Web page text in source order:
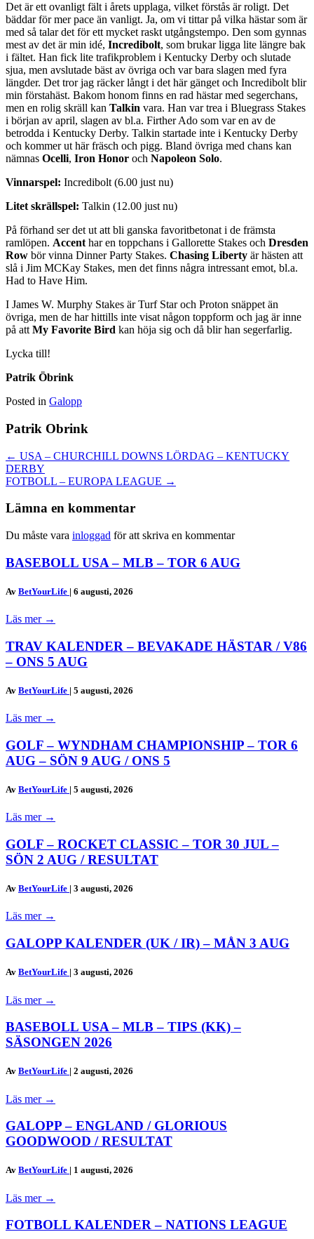
Det är ett ovanligt fält i årets upplaga, vilket förstås är roligt. Det
bäddar för mer pace än vanligt. Ja, om vi tittar på vilka hästar som är
med så talar det för ett mycket raskt utgångstempo. Den som gynnas
mest av det är min idé, Incredibolt, som brukar ligga lite längre bak
i fältet. Han fick lite trafikproblem i Kentucky Derby och slutade
sjua, men avslutade bäst av övriga och var bara slagen med fyra
längder. Det tror jag räcker långt i det här gänget och Incredibolt blir
min förstahäst. Bakom honom finns en rad hästar med segerchans,
men en rolig skräll kan Talkin vara. Han var trea i Bluegrass Stakes
i början av april, slagen av bl.a. Firther Ado som var en av de
betrodda i Kentucky Derby. Talkin startade inte i Kentucky Derby
och kommer ut här fräsch och pigg. Bland övriga med chans kan
nämnas Ocelli, Iron Honor och Napoleon Solo.
Vinnarspel: Incredibolt (6.00 just nu)
Litet skrällspel: Talkin (12.00 just nu)
På förhand ser det ut att bli ganska favoritbetonat i de främsta
ramlöpen. Accent har en toppchans i Gallorette Stakes och Dresden
Row bör vinna Dinner Party Stakes. Chasing Liberty är hästen att
slå i Jim MCKay Stakes, men det finns några intressant emot, bl.a.
Had to Have Him.
I James W. Murphy Stakes är Turf Star och Proton snäppet än
övriga, men de har hittills inte visat någon toppform och jag är inne
på att My Favorite Bird kan höja sig och då blir han segerfarlig.
Lycka till!
Patrik Öbrink
Posted in Galopp
Patrik Obrink
Posts
navigation
← USA – CHURCHILL DOWNS LÖRDAG – KENTUCKY
DERBY
FOTBOLL – EUROPA LEAGUE →
Lämna en kommentar
Du måste vara inloggad för att skriva en kommentar
BASEBOLL USA – MLB – TOR 6 AUG
Av BetYourLife | 6 augusti, 2026
Läs mer →
TRAV KALENDER – BEVAKADE HÄSTAR / V86
– ONS 5 AUG
Av BetYourLife | 5 augusti, 2026
Läs mer →
GOLF – WYNDHAM CHAMPIONSHIP – TOR 6
AUG – SÖN 9 AUG / ONS 5
Av BetYourLife | 5 augusti, 2026
Läs mer →
GOLF – ROCKET CLASSIC – TOR 30 JUL –
SÖN 2 AUG / RESULTAT
Av BetYourLife | 3 augusti, 2026
Läs mer →
GALOPP KALENDER (UK / IR) – MÅN 3 AUG
Av BetYourLife | 3 augusti, 2026
Läs mer →
BASEBOLL USA – MLB – TIPS (KK) –
SÄSONGEN 2026
Av BetYourLife | 2 augusti, 2026
Läs mer →
GALOPP – ENGLAND / GLORIOUS
GOODWOOD / RESULTAT
Av BetYourLife | 1 augusti, 2026
Läs mer →
FOTBOLL KALENDER – NATIONS LEAGUE